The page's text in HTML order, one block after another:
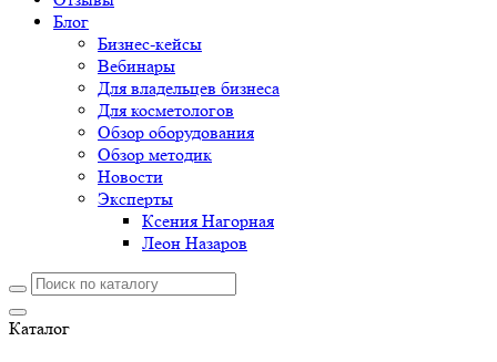
Блог
Бизнес-кейсы
Вебинары
Для владельцев бизнеса
Для косметологов
Обзор оборудования
Обзор методик
Новости
Эксперты
Ксения Нагорная
Леон Назаров
Каталог